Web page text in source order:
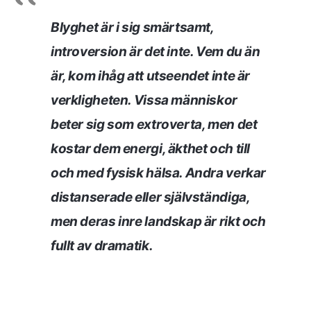
Blyghet är i sig smärtsamt,
introversion är det inte. Vem du än
är, kom ihåg att utseendet inte är
verkligheten. Vissa människor
beter sig som extroverta, men det
kostar dem energi, äkthet och till
och med fysisk hälsa. Andra verkar
distanserade eller självständiga,
men deras inre landskap är rikt och
fullt av dramatik.